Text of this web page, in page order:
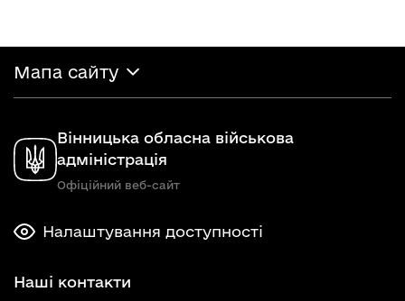
Мапа сайту
Вінницька обласна військова
адміністрація
Офіційний веб-сайт
Налаштування доступності
Наші контакти